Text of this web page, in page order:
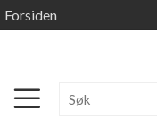
Forsiden